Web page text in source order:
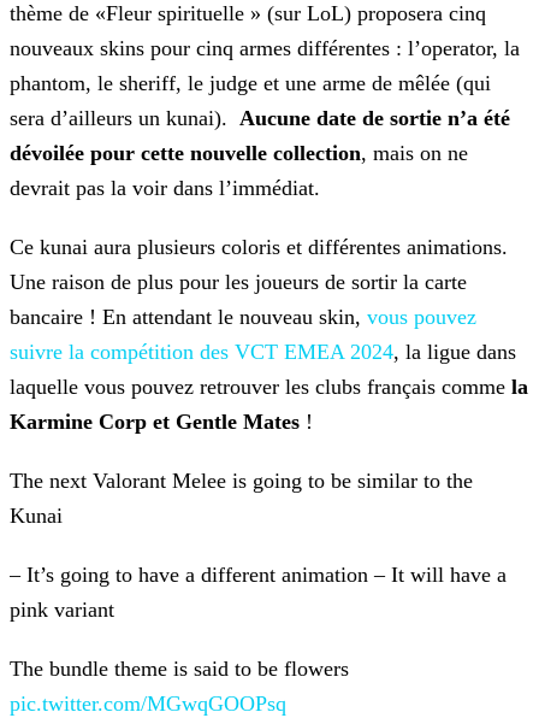
thème de «Fleur spirituelle » (sur LoL) proposera cinq
nouveaux skins pour cinq armes différentes : l’operator, la
phantom, le sheriff, le judge et une arme de mêlée (qui
sera d’ailleurs un kunai). Aucune date de sortie n’a été
dévoilée pour cette nouvelle collection, mais on ne
devrait pas la voir dans l’immédiat.
Ce kunai aura plusieurs coloris et différentes animations.
Une raison de plus pour les joueurs de sortir la carte
bancaire ! En attendant le nouveau skin, vous pouvez
suivre la compétition des VCT EMEA 2024, la ligue dans
laquelle vous pouvez retrouver les clubs français comme la
Karmine Corp et Gentle Mates !
The next Valorant Melee is going to be similar to the
Kunai
– It’s going to have a different animation – It will have a
pink variant
The bundle theme is said to be flowers
pic.twitter.com/MGwqGOOPsq